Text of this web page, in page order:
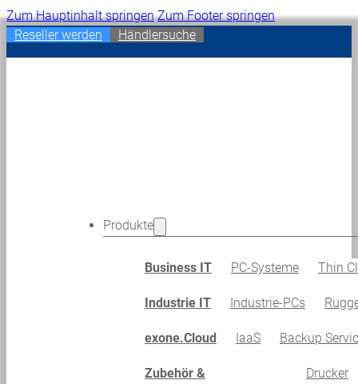
Zum Hauptinhalt springen Zum Footer springen
Reseller werden
Händlersuche
Produkte
Business IT PC-Systeme Thin
Industrie IT Industrie-PCs
exone.Cloud IaaS Backup
Zubehör &
Drucker